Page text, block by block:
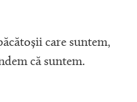
care suntem,
că suntem.